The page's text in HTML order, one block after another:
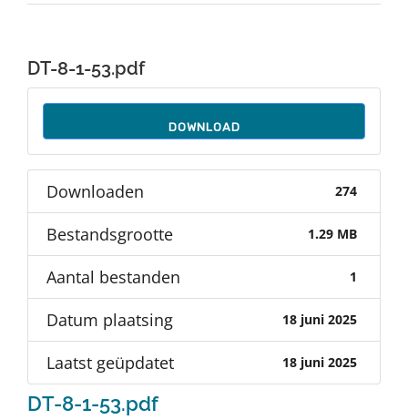
Auteurs
Over Dth
Contact
DT-8-1-53.pdf
DOWNLOAD
Downloaden 274
Bestandsgrootte 1.29 MB
Aantal bestanden 1
Datum plaatsing 18 juni 2025
Laatst geüpdatet 18 juni 2025
DT-8-1-53.pdf